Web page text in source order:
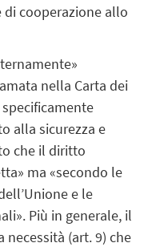
cooperazione allo
nella Carta dei
alla sicurezza e
che il diritto
ma «secondo le
e le
Più in generale, il
necessità (art. 9) che